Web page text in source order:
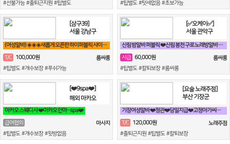
#선불가능 #출퇴근지원 #팁별도
#팁별도 #텃세없음 #초보가능
[삼구39]
서울 강남구
(여성알바) ☀️☀️☀️새롭게 오픈한 하이퍼블릭 샤이니 입니다!!!☀️☀️☀️
T/C
100,000원
룸싸롱
#팁별도 #개수보장 #푸쉬가능
[✅오케이✅]
서울 관악구
신림 밤알바 퍼블릭 ❤️신림 봉천 구로 노래방알바 구해요❤️
시급 60,000원
룸싸롱
#팁별도 #칼퇴보장 #룸싸롱
[❤️9spa❤️]
해외 마카오
마카오 스웨디시 ❤️마카오 안마 - spa❤️
급여협의
마사지
#팁별도 #개수보장 #뒷방없음
[요술 노래주점]
부산 기장군
기장여성알바 ❤️정관❤️당일지급❤️고정아가씨구해요❤️
T/C 120,000원
노래주점
#출퇴근지원 #팁별도 #칼퇴보장